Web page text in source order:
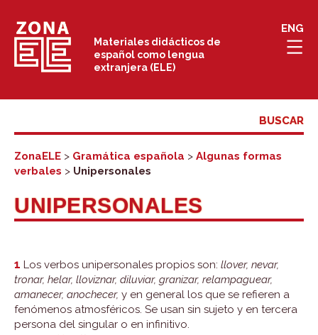
contenido
Materiales didácticos de
español como lengua
extranjera (ELE)
ENG
ZonaELE > Gramática española > Algunas formas
verbales > Unipersonales
UNIPERSONALES
1 Los verbos unipersonales propios son: llover, nevar,
tronar, helar, lloviznar, diluviar, granizar, relampaguear,
amanecer, anochecer, y en general los que se refieren a
fenómenos atmosféricos. Se usan sin sujeto y en tercera
persona del singular o en infinitivo.